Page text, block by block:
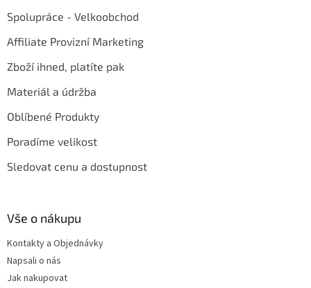
Spolupráce - Velkoobchod
Affiliate Provizní Marketing
Zboží ihned, platíte pak
Materiál a údržba
Oblíbené Produkty
Poradíme velikost
Sledovat cenu a dostupnost
Vše o nákupu
Kontakty a Objednávky
Napsali o nás
Jak nakupovat